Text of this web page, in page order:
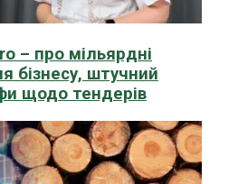
– про мільярдні
бізнесу, штучний
щодо тендерів